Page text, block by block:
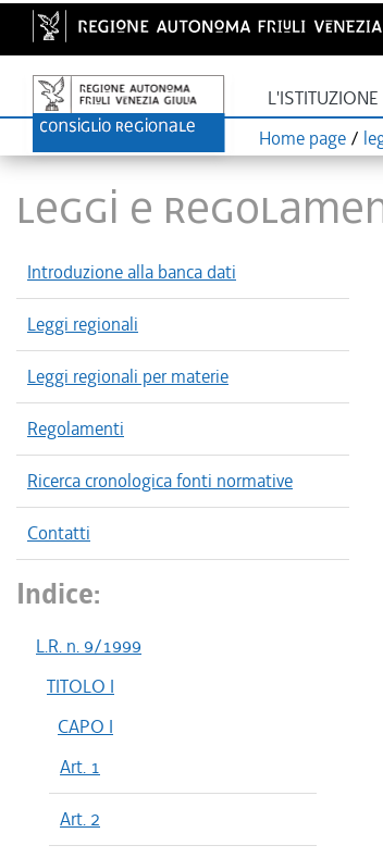
L'ISTITUZIONE
Home page /
LEGGI E
Introduzione alla banca dati
Leggi regionali
Leggi regionali per materie
Regolamenti
Ricerca cronologica fonti normative
Contatti
Indice:
L.R. n. 9/1999
TITOLO I
CAPO I
Art. 1
Art. 2